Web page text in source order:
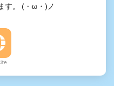
す。 (・ω・)ノ